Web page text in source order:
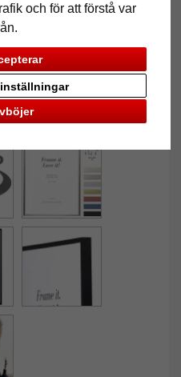
och för att förstå var